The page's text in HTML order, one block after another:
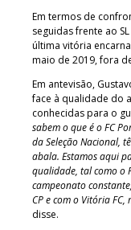
Em termos de
seguidas frente ao
última vitória
maio de 2019, fora
Em antevisão,
face à qualidade do
conhecidas para o
sabem o que é o FC
da Seleção Nacional,
abala. Estamos aqui
qualidade, tal como o
campeonato
CP e com o Vitória
disse.